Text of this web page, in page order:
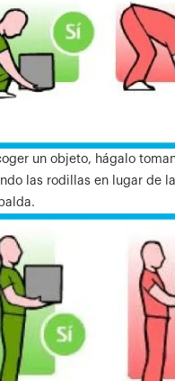
un objeto, hágalo
las rodillas en lugar de